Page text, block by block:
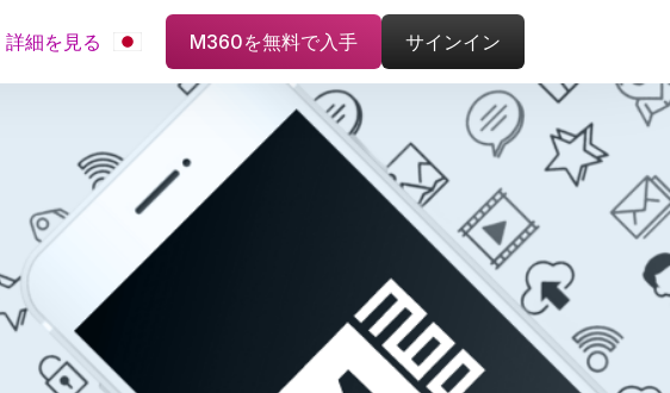
詳細を見る M360を無料で入手 サインイン